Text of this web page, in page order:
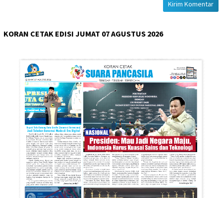
KORAN CETAK EDISI JUMAT 07 AGUSTUS 2026